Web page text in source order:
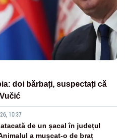
doi bărbați, suspectați că
10:37
atacată de un șacal în județul
a mușcat-o de braț